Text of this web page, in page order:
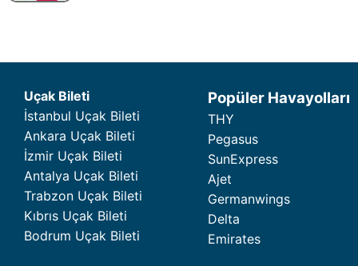
Uçak Bileti
İstanbul Uçak Bileti
Ankara Uçak Bileti
İzmir Uçak Bileti
Antalya Uçak Bileti
Trabzon Uçak Bileti
Kıbrıs Uçak Bileti
Bodrum Uçak Bileti
Popüler Havayolları
THY
Pegasus
SunExpress
Ajet
Germanwings
Delta
Emirates